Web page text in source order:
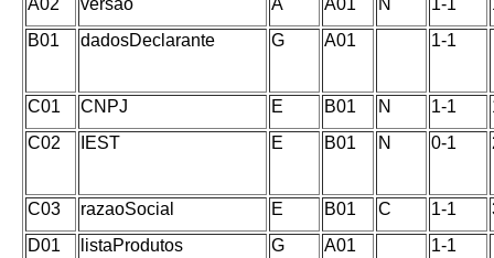
A02
versao A A01 N 1-1
B01
dadosDeclarante G A01 1-1
C01 CNPJ E B01 N 1-1
C02
IEST E B01 N 0-1
C03 razaoSocial E B01 C 1-1
D01
listaProdutos G A01
1-1